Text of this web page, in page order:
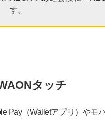
す。
タッチ
Pay（Walletアプリ）やモ